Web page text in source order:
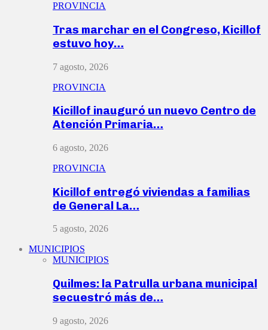
PROVINCIA
Tras marchar en el Congreso, Kicillof
estuvo hoy…
7 agosto, 2026
PROVINCIA
Kicillof inauguró un nuevo Centro de
Atención Primaria…
6 agosto, 2026
PROVINCIA
Kicillof entregó viviendas a familias
de General La…
5 agosto, 2026
MUNICIPIOS
MUNICIPIOS
Quilmes: la Patrulla urbana municipal
secuestró más de…
9 agosto, 2026